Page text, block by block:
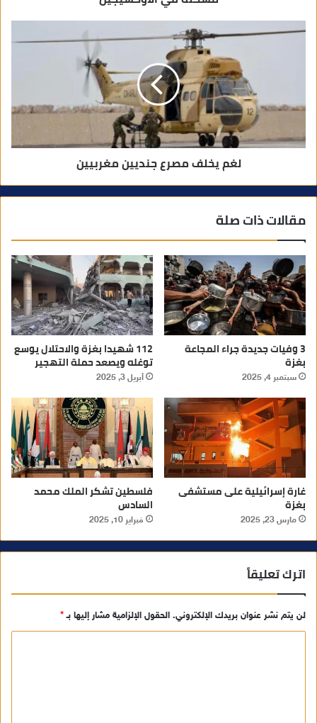
لغم يخلف مصرع جنديين مغربيين
مقالات ذات صلة
3 وفيات جديدة جراء المجاعة
بغزة
سبتمبر 4, 2025
112 شهيدا بغزة والاحتلال يوسع
توغله ويصعد حملة التهجير
أبريل 3, 2025
غارة إسرائيلية على مستشفى
بغزة
مارس 23, 2025
فلسطين تشكر الملك محمد
السادس
فبراير 10, 2025
اترك تعليقاً
لن يتم نشر عنوان بريدك الإلكتروني. الحقول الإلزامية مشار إليها بـ*